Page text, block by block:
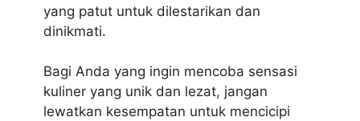
yang patut untuk dilestarikan dan
dinikmati.
Bagi Anda yang ingin mencoba sensasi
kuliner yang unik dan lezat, jangan
lewatkan kesempatan untuk mencicipi